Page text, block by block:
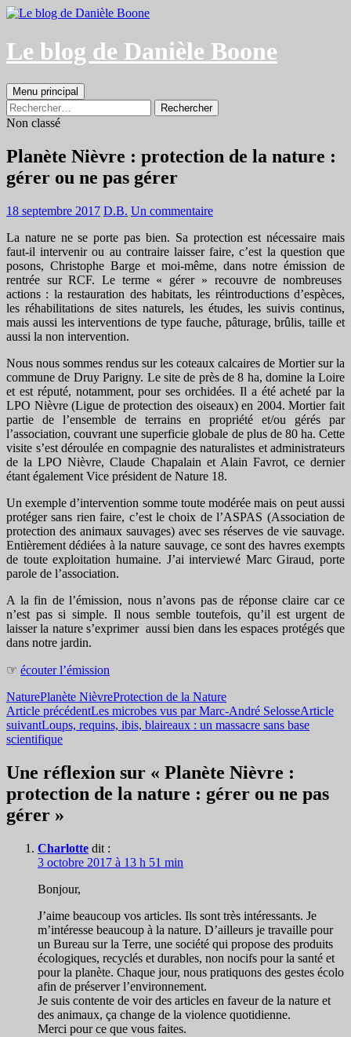
Aller
contenu
Le blog de Danièle Boone
Recherche
Menu principal
Rechercher :
Non classé
Planète Nièvre : protection de la nature :
gérer ou ne pas gérer
18 septembre 2017 D.B. Un commentaire
La nature ne se porte pas bien. Sa protection est nécessaire mais
faut-il intervenir ou au contraire laisser faire, c’est la question que
posons, Christophe Barge et moi-même, dans notre émission de
rentrée sur RCF. Le terme « gérer » recouvre de nombreuses
actions : la restauration des habitats, les réintroductions d’espèces,
les réhabilitations de sites naturels, les études, les suivis continus,
mais aussi les interventions de type fauche, pâturage, brûlis, taille et
aussi la non intervention.
Nous nous sommes rendus sur les coteaux calcaires de Mortier sur la
commune de Druy Parigny. Le site de près de 8 ha, domine la Loire
et est réputé, notamment, pour ses orchidées. Il a été acheté par la
LPO Nièvre (Ligue de protection des oiseaux) en 2004. Mortier fait
partie de l’ensemble de terrains en propriété et/ou gérés par
l’association, couvrant une superficie globale de plus de 80 ha. Cette
visite s’est déroulée en compagnie des naturalistes et administrateurs
de la LPO Nièvre, Claude Chapalain et Alain Favrot, ce dernier
étant également Vice président de Nature 18.
Un exemple d’intervention somme toute modérée mais on peut aussi
protéger sans rien faire, c’est le choix de l’ASPAS (Association de
protection des animaux sauvages) avec ses réserves de vie sauvage.
Entièrement dédiées à la nature sauvage, ce sont des havres exempts
de toute exploitation humaine. J’ai interviewé Marc Giraud, porte
parole de l’association.
A la fin de l’émission, nous n’avons pas de réponse claire car ce
n’est pas si simple. Il nous semble toutefois, qu’il est urgent de
laisser la nature s’exprimer aussi bien dans les espaces protégés que
dans notre jardin.
☞ écouter l’émission
NaturePlanète NièvreProtection de la Nature
Navigation
des
Article précédentLes microbes vus par Marc-André SelosseArticle
suivantLoups, requins, ibis, blaireaux : un massacre sans base
scientifique
Une réflexion sur « Planète Nièvre :
protection de la nature : gérer ou ne pas
gérer »
Charlotte dit :
3 octobre 2017 à 13 h 51 min
Bonjour,
J’aime beaucoup vos articles. Ils sont très intéressants. Je
m’intéresse beaucoup à la nature. D’ailleurs je travaille pour
un Bureau sur la Terre, une société qui propose des produits
écologiques, recyclés et durables, non nocifs pour la santé et
pour la planète. Chaque jour, nous pratiquons des gestes écolo
afin de préserver l’environnement.
Je suis contente de voir des articles en faveur de la nature et
des animaux, ça change de la violence quotidienne.
Merci pour ce que vous faites.